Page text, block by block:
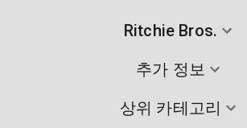
Ritchie Bros.
추가 정보
상위 카테고리